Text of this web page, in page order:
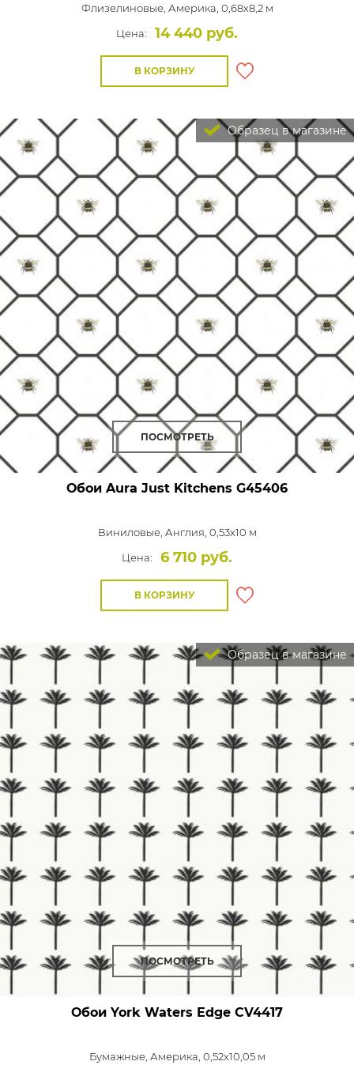
Флизелиновые, Америка, 0,68x8,2 м
Цена:
14 440 руб.
В КОРЗИНУ
Образец в магазине
ПОСМОТРЕТЬ
Обои Aura Just Kitchens G45406
Виниловые, Англия, 0,53x10 м
Цена:
6 710 руб.
В КОРЗИНУ
Образец в магазине
ПОСМОТРЕТЬ
Обои York Waters Edge CV4417
Бумажные, Америка, 0,52x10,05 м